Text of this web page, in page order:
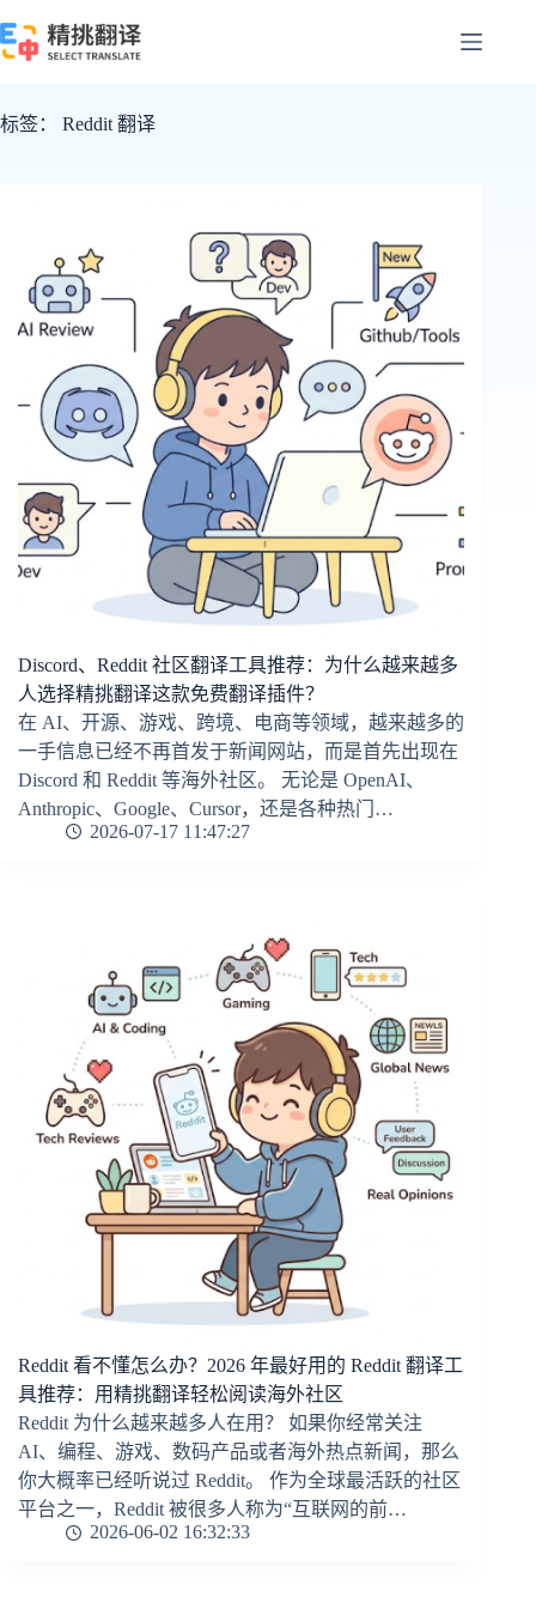
至
标签：
Reddit 翻译
Discord、Reddit 社区翻译工具推荐：为什么越来越多
人选择精挑翻译这款免费翻译插件？
在 AI、开源、游戏、跨境、电商等领域，越来越多的
一手信息已经不再首发于新闻网站，而是首先出现在
Discord 和 Reddit 等海外社区。 无论是 OpenAI、
Anthropic、Google、Cursor，还是各种热门…
2026-07-17 11:47:27
Reddit 看不懂怎么办？2026 年最好用的 Reddit 翻译工
具推荐：用精挑翻译轻松阅读海外社区
Reddit 为什么越来越多人在用？ 如果你经常关注
AI、编程、游戏、数码产品或者海外热点新闻，那么
你大概率已经听说过 Reddit。 作为全球最活跃的社区
平台之一，Reddit 被很多人称为“互联网的前…
2026-06-02 16:32:33